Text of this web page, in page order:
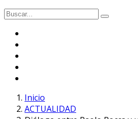
Inicio
ACTUALIDAD